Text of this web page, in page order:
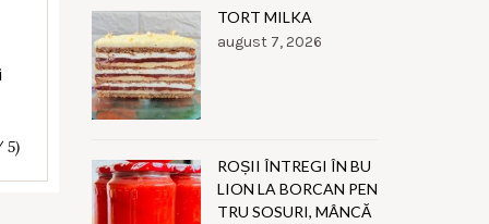
5)
TORT MILKA
august 7, 2026
ROȘII ÎNTREGI ÎN BU
LION LA BORCAN PEN
TRU SOSURI, MÂNCĂ